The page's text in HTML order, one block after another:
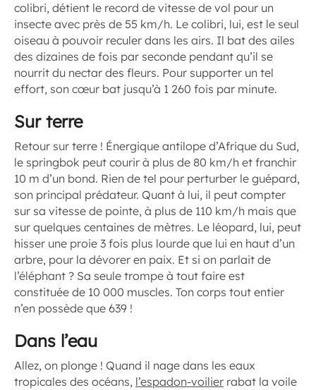
colibri, détient le record de vitesse de vol pour un
insecte avec près de 55 km/h. Le colibri, lui, est le seul
oiseau à pouvoir reculer dans les airs. Il bat des ailes
des dizaines de fois par seconde pendant qu’il se
nourrit du nectar des fleurs. Pour supporter un tel
effort, son cœur bat jusqu’à 1 260 fois par minute.
Sur terre
Retour sur terre ! Énergique antilope d’Afrique du Sud,
le springbok peut courir à plus de 80 km/h et franchir
10 m d’un bond. Rien de tel pour perturber le guépard,
son principal prédateur. Quant à lui, il peut compter
sur sa vitesse de pointe, à plus de 110 km/h mais que
sur quelques centaines de mètres. Le léopard, lui, peut
hisser une proie 3 fois plus lourde que lui en haut d’un
arbre, pour la dévorer en paix. Et si on parlait de
l’éléphant ? Sa seule trompe à tout faire est
constituée de 10 000 muscles. Ton corps tout entier
n’en possède que 639 !
Dans l’eau
Allez, on plonge ! Quand il nage dans les eaux
tropicales des océans, l’espadon-voilier rabat la voile